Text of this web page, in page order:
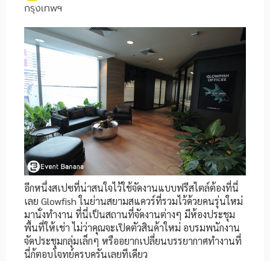
กรุงเทพฯ
อีกหนึ่งสเปซที่น่าสนใจไว้ใช้จัดงานแบบฟรีสไตล์ต้องที่นี่
เลย Glowfish ในย่านสยามสแควร์ที่รวมไว้ด้วยคนรุ่นใหม่
มานั่งทำงาน ที่นี่เป็นสถานที่จัดงานต่างๆ มีห้องประชุม
พื้นที่ให้เช่า ไม่ว่าคุณจะเปิดตัวสินค้าใหม่ อบรมพนักงาน
จัดประชุมกลุ่มเล็กๆ หรืออยากเปลี่ยนบรรยากาศทำงานที่
นี่ก้ตอบโจทย์ครบครันเลยทีเดียว